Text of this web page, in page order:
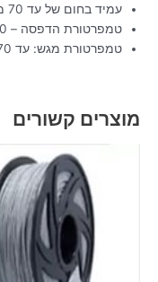
עמיד בחום של עד 70 מעלות.
טמפרטורת הדפסה – 190- 210 מעלות
טמפרטורת מגש: עד 70 מעלות
מוצרים קשורים